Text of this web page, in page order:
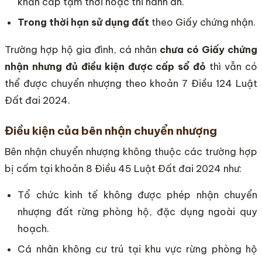
Trong thời hạn sử dụng đất theo Giấy chứng nhận.
Trường hợp hộ gia đình, cá nhân chưa có Giấy chứng
nhận nhưng đủ điều kiện được cấp sổ đỏ thì vẫn có
thể được chuyển nhượng theo khoản 7 Điều 124 Luật
Đất đai 2024.
Điều kiện của bên nhận chuyển nhượng
Bên nhận chuyển nhượng không thuộc các trường hợp
bị cấm tại khoản 8 Điều 45 Luật Đất đai 2024 như:
Tổ chức kinh tế không được phép nhận chuyển
nhượng đất rừng phòng hộ, đặc dụng ngoài quy
hoạch.
Cá nhân không cư trú tại khu vực rừng phòng hộ